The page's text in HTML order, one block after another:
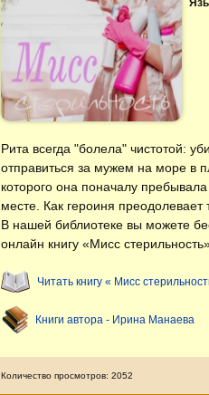
Рита всегда "болела" чистотой:
отправиться за мужем на море в
которого она поначалу
месте. Как героиня преодолевает
В нашей библиотеке вы можете
онлайн книгу «Мисс
Читать книгу « Мисс
Книги автора - Ирина Манаева
Количество просмотров: 2052